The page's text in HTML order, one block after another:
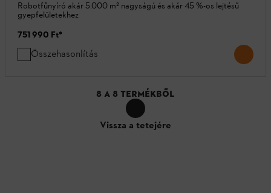
Robotfűnyíró akár 5.000 m² nagyságú és akár 45 %-os lejtésű
gyepfelületekhez
751 990 Ft*
Összehasonlítás
8 A 8 TERMÉKBŐL
Vissza a tetejére